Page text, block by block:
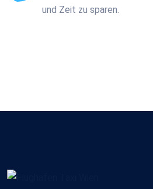
und Zeit zu sparen.